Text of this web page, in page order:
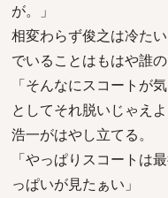
が。」
相変わらず俊之は冷た
でいることはもはや誰
「そんなにスコートが
としてそれ脱いじゃえよ
浩一がはやし立てる。
「やっぱりスコートは
っぱいが見たぁい」